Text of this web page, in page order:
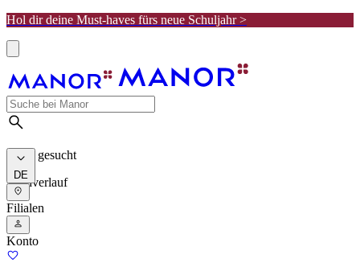
Hol dir deine Must-haves fürs neue Schuljahr >
Meist gesucht
Suchverlauf
DE
Filialen
Konto